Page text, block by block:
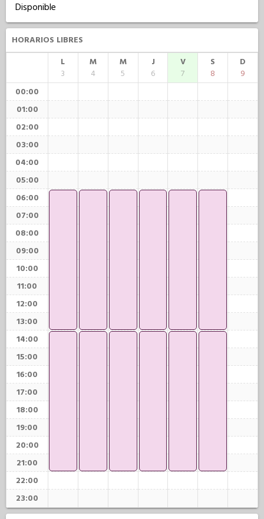
Disponible
HORARIOS LIBRES
L
3
M
4
M
5
J
6
V
7
S
8
D
9
00:00
01:00
02:00
03:00
04:00
05:00
06:00
07:00
08:00
09:00
10:00
11:00
12:00
13:00
14:00
15:00
16:00
17:00
18:00
19:00
20:00
21:00
22:00
23:00